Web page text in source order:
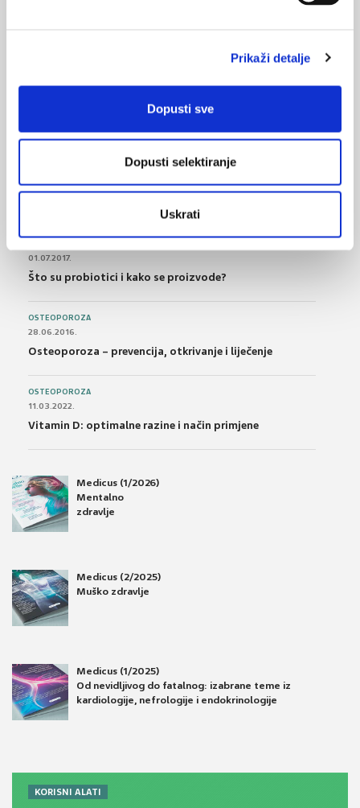
Prikaži detalje
Dopusti sve
Dopusti selektiranje
Uskrati
Bolna leđa - medicinske vježbe (nove smjernice)
Nesteroidni antireumatici i gastrointestinalna
01.07.2017.
Što su probiotici i kako se proizvode?
OSTEOPOROZA
28.06.2016.
Osteoporoza – prevencija, otkrivanje i liječenje
OSTEOPOROZA
11.03.2022.
Vitamin D: optimalne razine i način primjene
Medicus (1/2026)
Mentalno
zdravlje
Medicus (2/2025)
Muško zdravlje
Medicus (1/2025)
Od nevidljivog do fatalnog: izabrane teme iz
kardiologije, nefrologije i endokrinologije
KORISNI ALATI